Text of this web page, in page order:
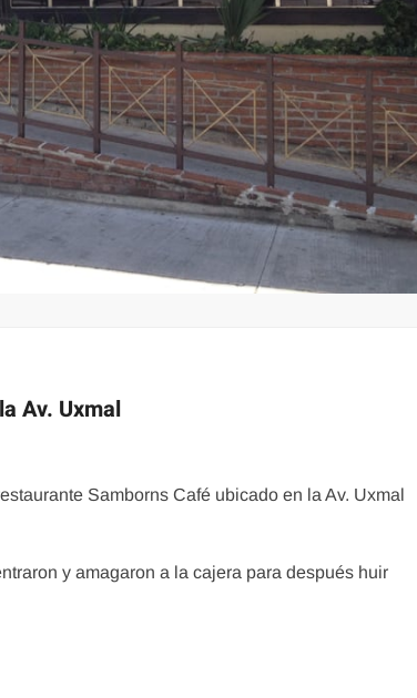
Av. Uxmal
Samborns Café ubicado en la Av. Uxmal
y amagaron a la cajera para después huir